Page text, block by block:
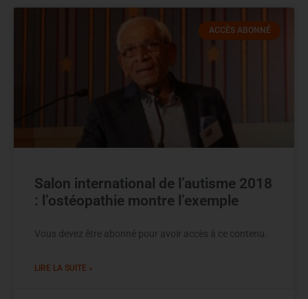
ACCÈS ABONNÉ
Salon international de l’autisme 2018
: l’ostéopathie montre l’exemple
Vous devez être abonné pour avoir accès à ce contenu.
LIRE LA SUITE »